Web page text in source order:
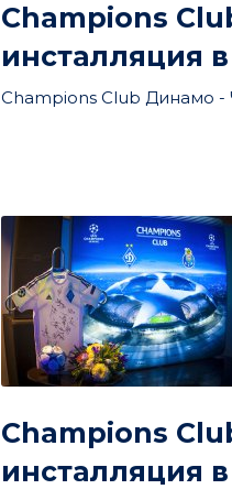
Champions
инсталляция
Champions Club Динамо -
Champions
инсталляция